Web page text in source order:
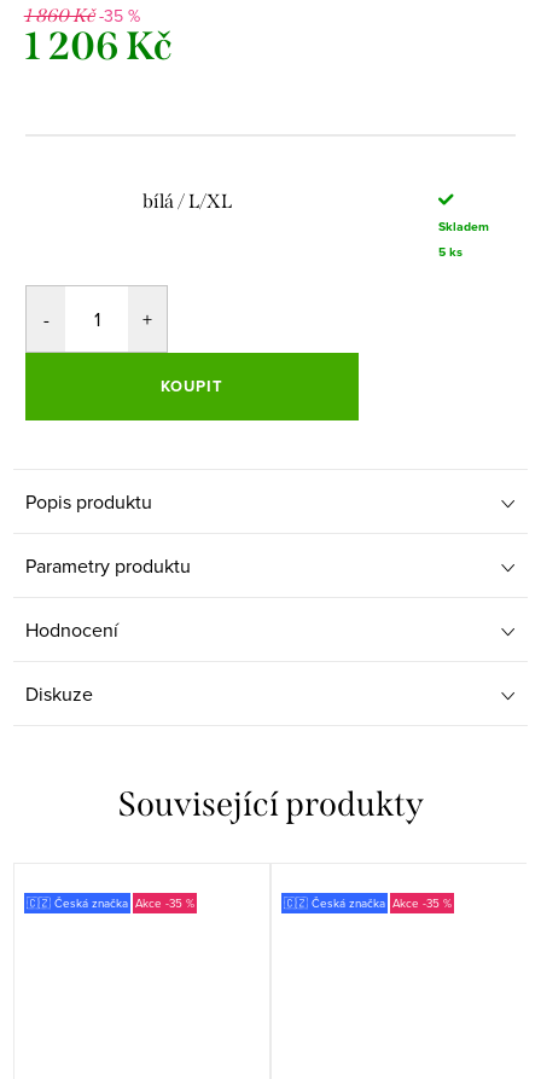
1 860 Kč-35 %
1 206 Kč
bílá / L/XL
Skladem
5 ks
KOUPIT
Popis produktu
Parametry produktu
Hodnocení
Diskuze
Související produkty
🇨🇿 Česká značka -35 % 🇨🇿 Česká značka -35 %